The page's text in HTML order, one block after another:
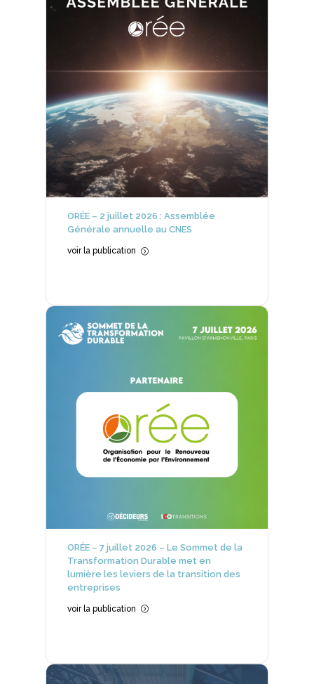
ORÉE – 2 juillet 2026 : Assemblée
Générale annuelle au CNES
voir la publication =
ORÉE – 7 juillet 2026 – Le Sommet de la
Transformation Durable met en
lumière les leviers de la transition des
entreprises
voir la publication =